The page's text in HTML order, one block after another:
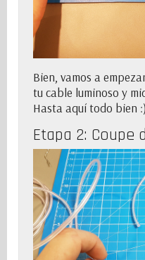
Bien, vamos a
tu cable luminoso y
Hasta aquí todo bien :)
Etapa 2: Coupe